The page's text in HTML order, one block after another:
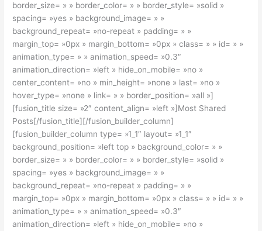
border_size= » » border_color= » » border_style= »solid »
spacing= »yes » background_image= » »
background_repeat= »no-repeat » padding= » »
margin_top= »0px » margin_bottom= »0px » class= » » id= » »
animation_type= » » animation_speed= »0.3″
animation_direction= »left » hide_on_mobile= »no »
center_content= »no » min_height= »none » last= »no »
hover_type= »none » link= » » border_position= »all »]
[fusion_title size= »2″ content_align= »left »]Most Shared
Posts[/fusion_title][/fusion_builder_column]
[fusion_builder_column type= »1_1″ layout= »1_1″
background_position= »left top » background_color= » »
border_size= » » border_color= » » border_style= »solid »
spacing= »yes » background_image= » »
background_repeat= »no-repeat » padding= » »
margin_top= »0px » margin_bottom= »0px » class= » » id= » »
animation_type= » » animation_speed= »0.3″
animation_direction= »left » hide_on_mobile= »no »